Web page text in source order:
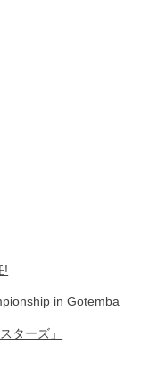
!
in Gotemba
ターズ」